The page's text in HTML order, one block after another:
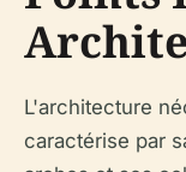
L'architecture
caractérise par